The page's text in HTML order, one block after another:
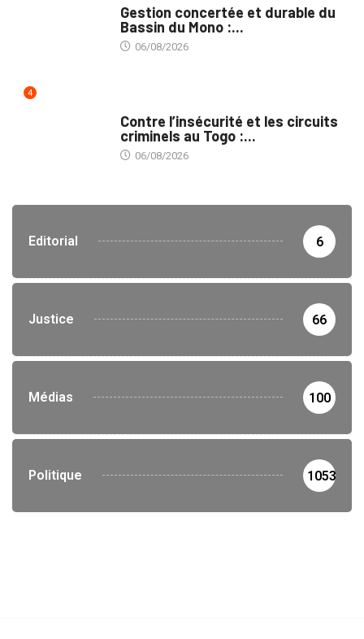
Gestion concertée et durable du
Bassin du Mono :...
06/08/2026
4
Contre l’insécurité et les circuits
criminels au Togo :...
06/08/2026
Editorial 6
Justice 66
Médias 100
Politique 1053